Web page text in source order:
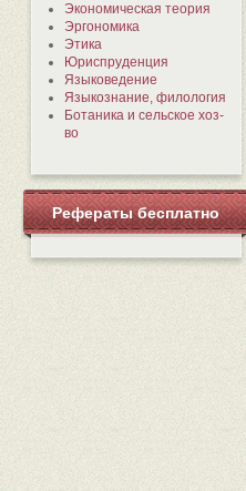
Экономическая теория
Эргономика
Этика
Юриспруденция
Языковедение
Языкознание, филология
Ботаника и сельское хоз-
во
Рефераты бесплатно